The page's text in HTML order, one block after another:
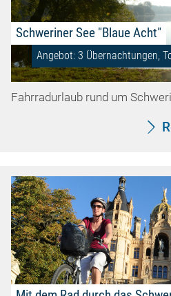
Schweriner See "Blaue Acht"
Fahrradurlaub rund um